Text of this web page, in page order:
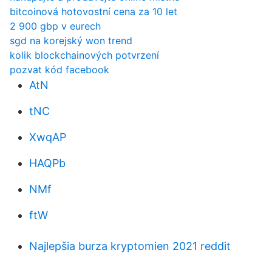
bitcoinová hotovostní cena za 10 let
2 900 gbp v eurech
sgd na korejský won trend
kolik blockchainových potvrzení
pozvat kód facebook
AtN
tNC
XwqAP
HAQPb
NMf
ftW
Najlepšia burza kryptomien 2021 reddit